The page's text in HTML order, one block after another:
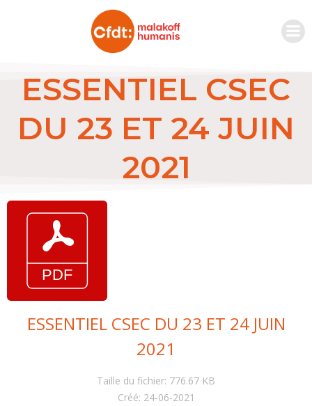
ESSENTIEL CSEC
DU 23 ET 24 JUIN
2021
ESSENTIEL CSEC DU 23 ET 24 JUIN
2021
Taille du fichier: 776.67 KB
Créé: 24-06-2021